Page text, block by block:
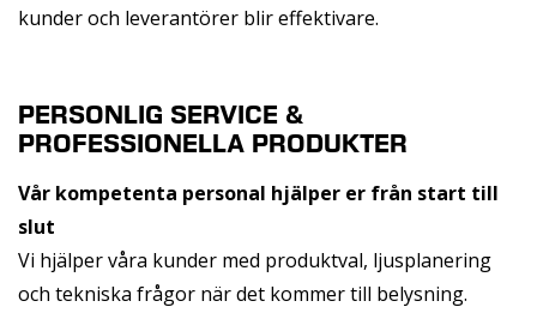
kunder och leverantörer blir effektivare.
PERSONLIG SERVICE &
PROFESSIONELLA PRODUKTER
Vår kompetenta personal hjälper er från start till
slut
Vi hjälper våra kunder med produktval, ljusplanering
och tekniska frågor när det kommer till belysning.